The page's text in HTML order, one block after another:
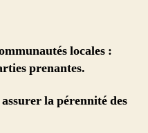
locales :
prenantes.
la pérennité des